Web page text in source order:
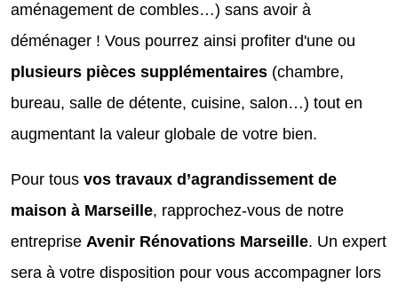
aménagement de combles…) sans avoir à
déménager ! Vous pourrez ainsi profiter d'une ou
plusieurs pièces supplémentaires (chambre,
bureau, salle de détente, cuisine, salon…) tout en
augmentant la valeur globale de votre bien.
Pour tous vos travaux d’agrandissement de
maison à Marseille, rapprochez-vous de notre
entreprise Avenir Rénovations Marseille. Un expert
sera à votre disposition pour vous accompagner lors